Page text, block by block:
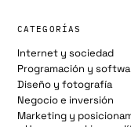
CATEGORÍAS
Internet y sociedad
Programación y
Diseño y fotografía
Negocio e inversión
Marketing y